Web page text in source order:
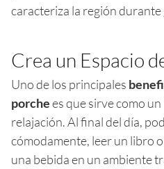
caracteriza la región
Crea un Espacio
Uno de los principales
porchees que sirve como
relajación. Al final del día,
cómodamente, leer un libro
una bebida en un ambiente